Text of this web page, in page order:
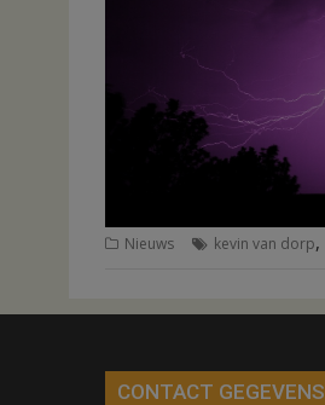
Nieuws kevin van dorp,
CONTACT GEGEVENS